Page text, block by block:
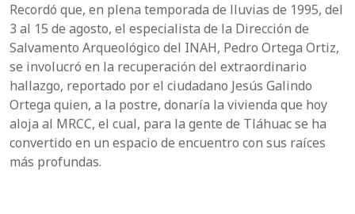
Recordó que, en plena temporada de lluvias de 1995, del
3 al 15 de agosto, el especialista de la Dirección de
Salvamento Arqueológico del INAH, Pedro Ortega Ortiz,
se involucró en la recuperación del extraordinario
hallazgo, reportado por el ciudadano Jesús Galindo
Ortega quien, a la postre, donaría la vivienda que hoy
aloja al MRCC, el cual, para la gente de Tláhuac se ha
convertido en un espacio de encuentro con sus raíces
más profundas.